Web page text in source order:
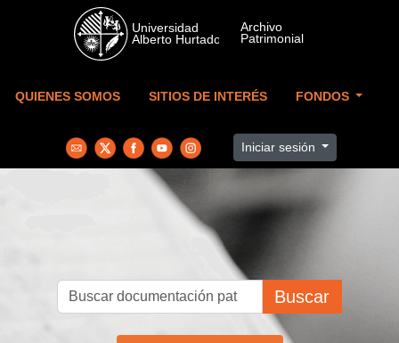
Skip to main content
QUIENES SOMOS SITIOS DE INTERÉS FONDOS
Iniciar sesión
Buscar